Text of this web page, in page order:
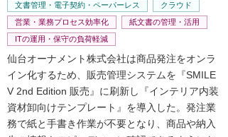
文書管理・電子契約・ペーパーレス
クラウド
営業・業務プロセス効率化
紙文書の管理・活用
ITの運用・保守の負荷軽減
仙台オーナメント株式会社は商品発注をオンラ
イン化するため、販売管理システムを『SMILE
V 2nd Edition 販売』に刷新し『インテリア内装
資材卸向けテンプレート』を導入した。発注業
務で紙と手書き作業が不要となり、商品や納入